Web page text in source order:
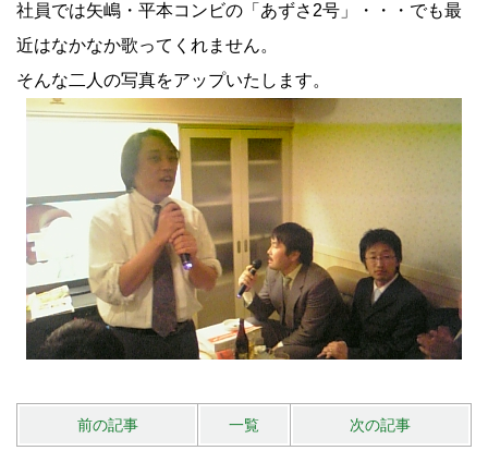
社員では矢嶋・平本コンビの「あずさ2号」・・・でも最
近はなかなか歌ってくれません。
そんな二人の写真をアップいたします。
前の記事 一覧 次の記事